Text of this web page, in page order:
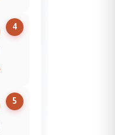
4
5